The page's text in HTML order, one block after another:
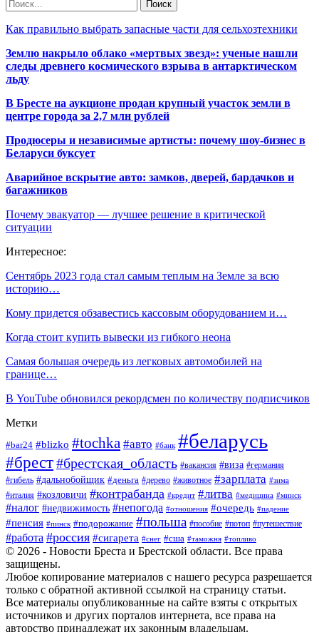
Как правильно выбрать запасные части для сельхозтехники
Землю накрыло облако «мертвых звезд»: ученые нашли
следы древнего космического взрыва в антарктическом
льду
В Бресте на аукционе продан крупный участок земли в
центре города за 2,7 млн рублей
Продюсеры и независимые артисты: почему шоу-бизнес в
Беларуси буксует
Аварийное вскрытие авто: замков, дверей, бардачков и
багажников
Почему эвакуатор — лучшее решение в критической
ситуации
Интересное:
Сентябрь 2023 года стал самым теплым на Земле за всю
историю…
Кому придется обзавестись кассовым оборудованием и…
Когда стоит купить вывески из гибкого неона
Самая большая очередь из легковых автомобилей на
границе…
В YouTube обновился рекордсмен по количеству подписчиков
Метки
#bar24 #blizko #tochka #авто #банк #беларусь
#брест#брестская_область #вакансия #виза #германия
#гибель #дальнобойщик #деньга #дерево #животное #зарплата #зима
#италия #козловичи #контрабанда #кредит #литва #медицина #минск
#налог #недвижимость #непогода #отношения #очередь #падение
#пенсия #пинск #подорожание #польша #пособие #потоп #путешествие
#работа #россия #сигарета #снег #сша #таможня #топливо
© 2026 - Новости Бреста и Брестской области. Все права
защищены.
Любое копирование материалов с нашего ресурса разрешается
только с обратной активной ссылкой на страницу статьи.
Все материалы опубликованные на сайте взяты с открытых
источников и других порталов интернета, все права на
авторство принадлежат их законным владельцам.